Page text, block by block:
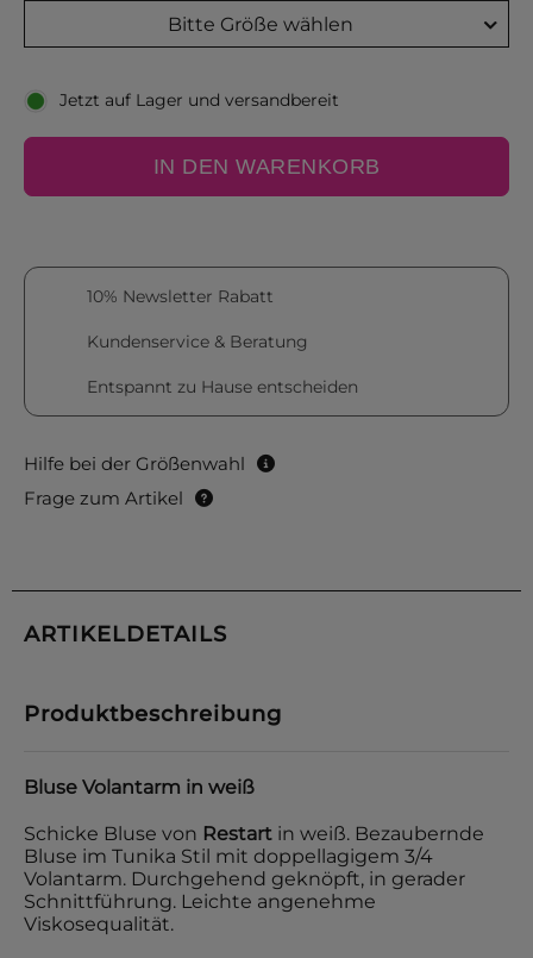
Bitte Größe wählen
Jetzt auf Lager und versandbereit
IN DEN WARENKORB
10% Newsletter Rabatt
Kundenservice & Beratung
Entspannt zu Hause entscheiden
Hilfe bei der Größenwahl
Frage zum Artikel
ARTIKELDETAILS
Produktbeschreibung
Bluse Volantarm in weiß
Schicke Bluse von Restart in weiß. Bezaubernde
Bluse im Tunika Stil mit doppellagigem 3/4
Volantarm. Durchgehend geknöpft, in gerader
Schnittführung. Leichte angenehme
Viskosequalität.